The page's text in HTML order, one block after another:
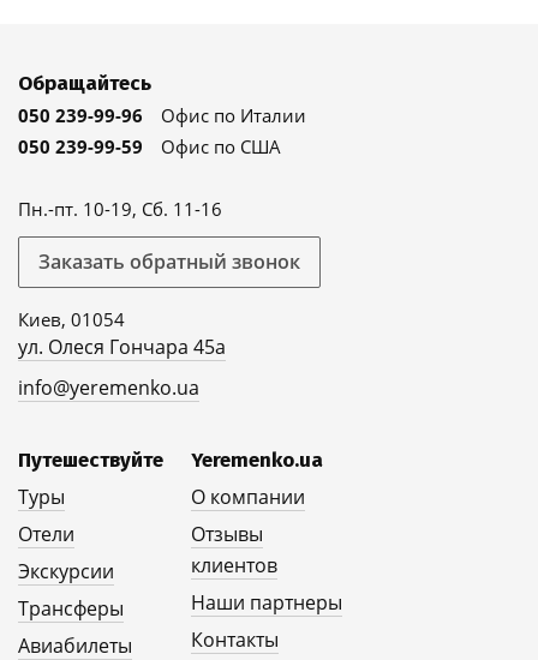
Обращайтесь
050 239-99-96
Офис по Италии
050 239-99-59
Офис по США
Пн.-пт. 10-19, Сб. 11-16
Заказать обратный звонок
Киев, 01054
ул. Олеся Гончара 45а
info@yeremenko.ua
Путешествуйте
Туры
Отели
Экскурсии
Трансферы
Авиабилеты
Yeremenko.ua
О компании
Отзывы
клиентов
Наши партнеры
Контакты